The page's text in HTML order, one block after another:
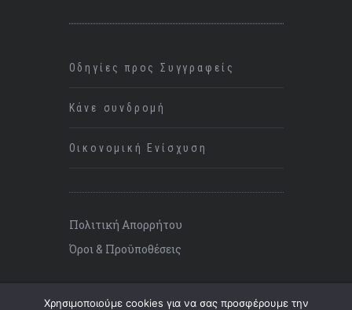
Οδηγίες προς Συγγραφείς
Κάνε συνδρομή
Οικονομική Ενίσχυση
Πολιτική Απορρήτου
Όροι & Προϋποθέσεις
Χρησιμοποιούμε cookies για να σας προσφέρουμε την